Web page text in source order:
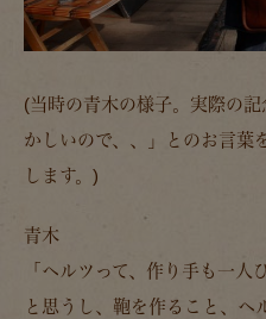
(当時の青木の様子。実際の
かしいので、、」とのお言葉
します。)
青木
「 ヘルツって、作り手も一人
と思うし、鞄を作ること、ヘ